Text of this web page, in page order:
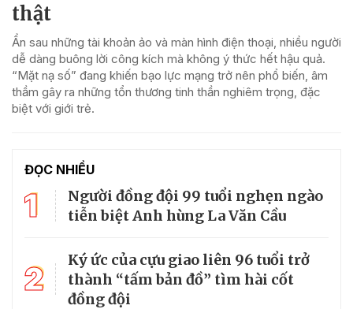
thật
Ẩn sau những tài khoản ảo và màn hình điện thoại, nhiều người
dễ dàng buông lời công kích mà không ý thức hết hậu quả.
“Mặt nạ số” đang khiến bạo lực mạng trở nên phổ biến, âm
thầm gây ra những tổn thương tinh thần nghiêm trọng, đặc
biệt với giới trẻ.
ĐỌC NHIỀU
1
Người đồng đội 99 tuổi nghẹn ngào
tiễn biệt Anh hùng La Văn Cầu
2
Ký ức của cựu giao liên 96 tuổi trở
thành “tấm bản đồ” tìm hài cốt
đồng đội